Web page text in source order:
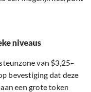
niveaus
van $3,25–
bevestiging dat deze
een grote token